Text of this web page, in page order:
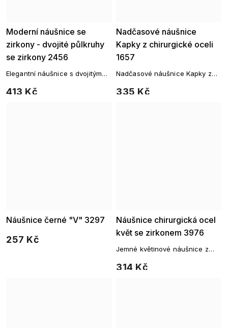
Moderní náušnice se
zirkony - dvojité půlkruhy
se zirkony 2456
413 Kč
Elegantní náušnice s dvojitým
zirkony pro moderní vzhled.
Nadčasové náušnice
Kapky z chirurgické oceli
1657
335 Kč
Nadčasové náušnice Kapky z
Náušnice černé "V" 3297
257 Kč
Náušnice chirurgická ocel
květ se zirkonem 3976
314 Kč
Jemné květinové náušnice z